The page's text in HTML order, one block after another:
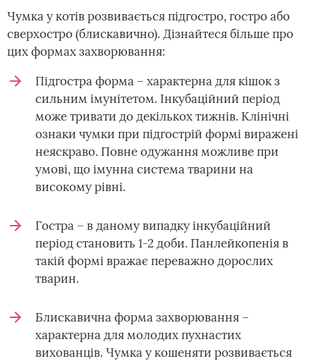
Чумка у котів розвивається підгостро, гостро або
сверхостро (блискавично). Дізнайтеся більше про
цих формах захворювання:
Підгостра форма – характерна для кішок з
сильним імунітетом. Інкубаційний період
може тривати до декількох тижнів. Клінічні
ознаки чумки при підгострій формі виражені
неяскраво. Повне одужання можливе при
умові, що імунна система тварини на
високому рівні.
Гостра – в даному випадку інкубаційний
період становить 1-2 доби. Панлейкопенія в
такій формі вражає переважно дорослих
тварин.
Блискавична форма захворювання –
характерна для молодих пухнастих
вихованців. Чумка у кошеняти розвивається